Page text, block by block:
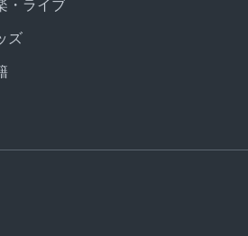
・ライブ
ズ